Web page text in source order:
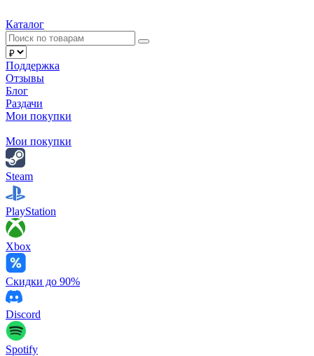
Каталог
Поддержка
Отзывы
Блог
Раздачи
Мои покупки
Мои покупки
Steam
PlayStation
Xbox
Скидки до 90%
Discord
Spotify